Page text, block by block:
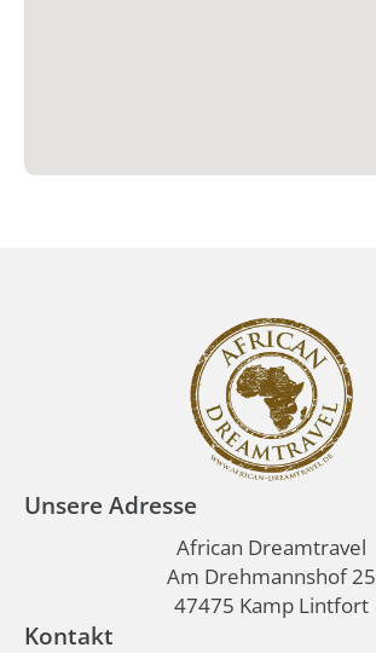
Unsere Adresse
African Dreamtravel
Am Drehmannshof 25
47475 Kamp Lintfort
Kontakt